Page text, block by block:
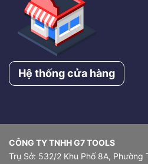
Hệ thống cửa hàng
CÔNG TY TNHH G7 TOOLS
Trụ Sở: 532/2 Khu Phố 8A, Phường